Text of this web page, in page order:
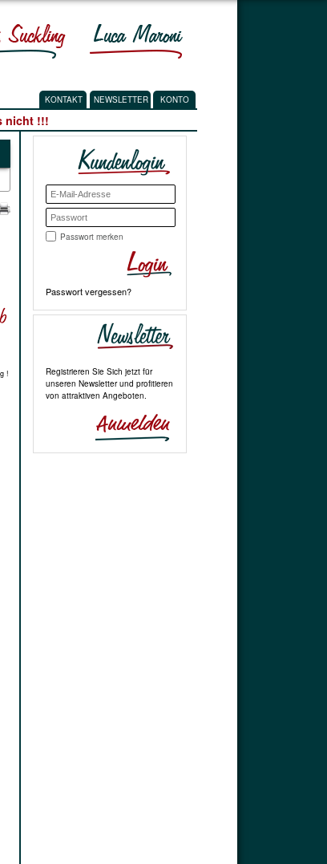
KONTAKT NEWSLETTER KONTO
nicht !!!
!
Passwort merken
Passwort vergessen?
Registrieren Sie Sich jetzt für
unseren Newsletter und profitieren
von attraktiven Angeboten.